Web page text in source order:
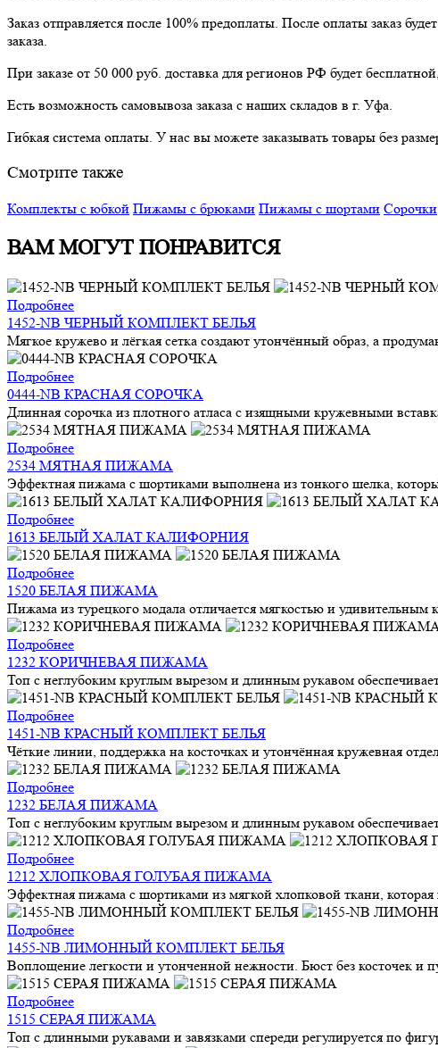
Заказ отправляется после 100% предоплаты. После оплаты заказ
заказа.
При заказе от 50 000 руб. доставка для регионов РФ будет
Есть возможность самовывоза заказа с наших складов в г. Уфа.
Гибкая система оплаты. У нас вы можете заказывать товары без
Смотрите также
Комплекты с юбкой Пижамы с брюками Пижамы с шортами Сорочки
ВАМ МОГУТ ПОНРАВИТСЯ
Подробнее
1452-NB ЧЕРНЫЙ КОМПЛЕКТ БЕЛЬЯ
Мягкое кружево и лёгкая сетка создают утончённый образ, а
Подробнее
0444-NB КРАСНАЯ СОРОЧКА
Длинная сорочка из плотного атласа с изящными кружевными
Подробнее
2534 МЯТНАЯ ПИЖАМА
Эффектная пижама с шортиками выполнена из тонкого шелка,
Подробнее
1613 БЕЛЫЙ ХАЛАТ КАЛИФОРНИЯ
Подробнее
1520 БЕЛАЯ ПИЖАМА
Пижама из турецкого модала отличается мягкостью и
Подробнее
1232 КОРИЧНЕВАЯ ПИЖАМА
Топ с неглубоким круглым вырезом и длинным рукавом
Подробнее
1451-NB КРАСНЫЙ КОМПЛЕКТ БЕЛЬЯ
Чёткие линии, поддержка на косточках и утончённая кружевная
Подробнее
1232 БЕЛАЯ ПИЖАМА
Топ с неглубоким круглым вырезом и длинным рукавом
Подробнее
1212 ХЛОПКОВАЯ ГОЛУБАЯ ПИЖАМА
Эффектная пижама с шортиками из мягкой хлопковой ткани, которая
Подробнее
1455-NB ЛИМОННЫЙ КОМПЛЕКТ БЕЛЬЯ
Воплощение легкости и утонченной нежности. Бюст без косточек и
Подробнее
1515 СЕРАЯ ПИЖАМА
Топ с длинными рукавами и завязками спереди регулируется по